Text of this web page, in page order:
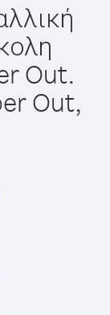
Out.
Out,